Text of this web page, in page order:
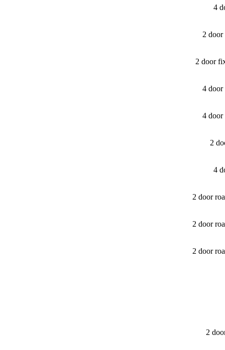
4
2
2 door
4 door
4 door
2
4
2 door
2 door
2 door
2